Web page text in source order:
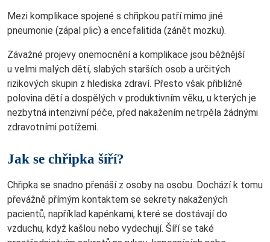
Mezi komplikace spojené s chřipkou patří mimo jiné
pneumonie (zápal plic) a encefalitida (zánět mozku).
Závažné projevy onemocnění a komplikace jsou běžnější
u velmi malých dětí, slabých starších osob a určitých
rizikových skupin z hlediska zdraví. Přesto však přibližně
polovina dětí a dospělých v produktivním věku, u kterých je
nezbytná intenzivní péče, před nakažením netrpěla žádnými
zdravotními potížemi.
Jak se chřipka šíří?
Chřipka se snadno přenáší z osoby na osobu. Dochází k tomu
převážně přímým kontaktem se sekrety nakažených
pacientů, například kapénkami, které se dostávají do
vzduchu, když kašlou nebo vydechují. Šíří se také